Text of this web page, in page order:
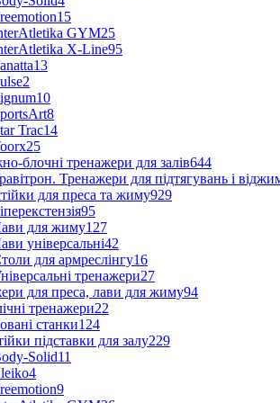
15
GYM25
X-Line95
13
2
10
8
Trac14
25
блочні тренажери для залів644
Тренажери для підтягувань і
для преса та жиму929
95
для жиму127
універсальні42
для армреслінгу16
тренажери27
для преса, лави для жиму94
тренажери22
станки124
підставки для залу229
Solid11
4
9